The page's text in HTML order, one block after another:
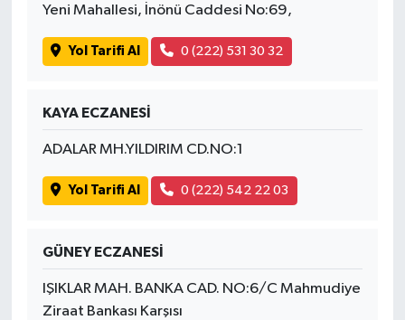
Yeni Mahallesi, İnönü Caddesi No:69,
Yol Tarifi Al 0 (222) 531 30 32
KAYA ECZANESİ
ADALAR MH.YILDIRIM CD.NO:1
Yol Tarifi Al 0 (222) 542 22 03
GÜNEY ECZANESİ
IŞIKLAR MAH. BANKA CAD. NO:6/C Mahmudiye
Ziraat Bankası Karşısı